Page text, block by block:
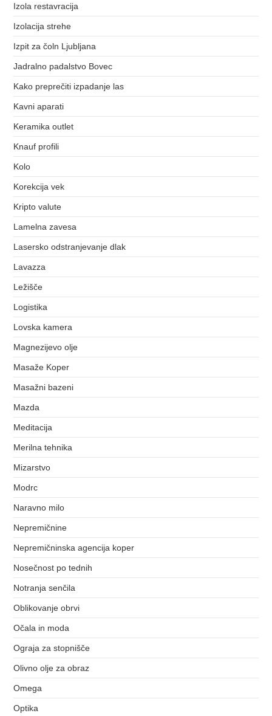
Izola restavracija
Izolacija strehe
Izpit za čoln Ljubljana
Jadralno padalstvo Bovec
Kako preprečiti izpadanje las
Kavni aparati
Keramika outlet
Knauf profili
Kolo
Korekcija vek
Kripto valute
Lamelna zavesa
Lasersko odstranjevanje dlak
Lavazza
Ležišče
Logistika
Lovska kamera
Magnezijevo olje
Masaže Koper
Masažni bazeni
Mazda
Meditacija
Merilna tehnika
Mizarstvo
Modrc
Naravno milo
Nepremičnine
Nepremičninska agencija koper
Nosečnost po tednih
Notranja senčila
Oblikovanje obrvi
Očala in moda
Ograja za stopnišče
Olivno olje za obraz
Omega
Optika